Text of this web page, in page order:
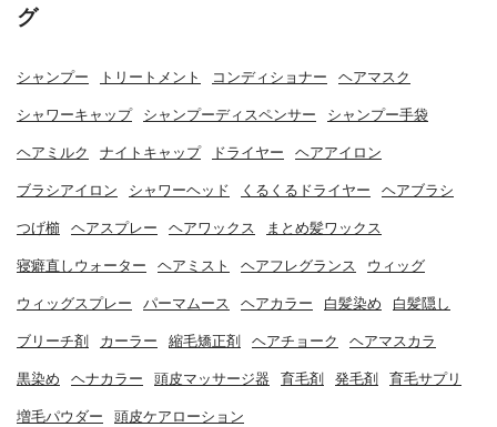
グ
シャンプー トリートメント コンディショナー ヘアマスク
シャワーキャップ シャンプーディスペンサー シャンプー手袋
ヘアミルク ナイトキャップ ドライヤー ヘアアイロン
ブラシアイロン シャワーヘッド くるくるドライヤー ヘアブラシ
つげ櫛 ヘアスプレー ヘアワックス まとめ髪ワックス
寝癖直しウォーター ヘアミスト ヘアフレグランス ウィッグ
ウィッグスプレー パーマムース ヘアカラー 白髪染め 白髪隠し
ブリーチ剤 カーラー 縮毛矯正剤 ヘアチョーク ヘアマスカラ
黒染め ヘナカラー 頭皮マッサージ器 育毛剤 発毛剤 育毛サプリ
増毛パウダー 頭皮ケアローション